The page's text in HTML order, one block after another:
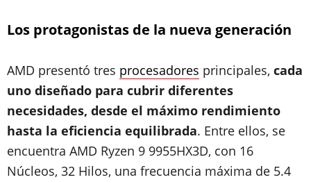
Los protagonistas de la nueva generación
AMD presentó tres procesadores principales, cada
uno diseñado para cubrir diferentes
necesidades, desde el máximo rendimiento
hasta la eficiencia equilibrada. Entre ellos, se
encuentra AMD Ryzen 9 9955HX3D, con 16
Núcleos, 32 Hilos, una frecuencia máxima de 5.4